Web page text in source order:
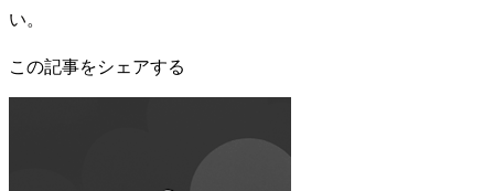
い。
この記事をシェアする